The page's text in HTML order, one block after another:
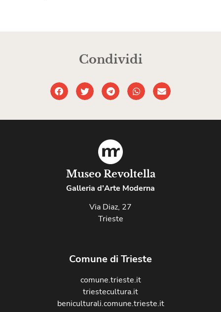
Condividi
Museo Revoltella
Galleria d'Arte Moderna
Via Diaz, 27
Trieste
Comune di Trieste
comune.trieste.it
triestecultura.it
beniculturali.comune.trieste.it